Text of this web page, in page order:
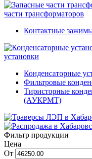
части трансформаторов
Контактные
установки
Конденсаторные
Фильтровые
Тиристорные
(АУКРМТ)
Фильтр продукции
Цена
От